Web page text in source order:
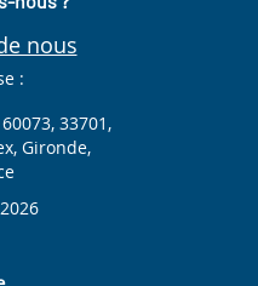
nous
:
33701,
Gironde,